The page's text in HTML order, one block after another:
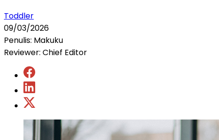
Toddler
09/03/2026
Penulis: Makuku
Reviewer: Chief Editor